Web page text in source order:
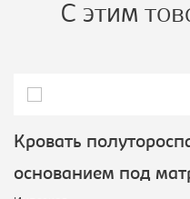
С этим
Кровать
основанием под